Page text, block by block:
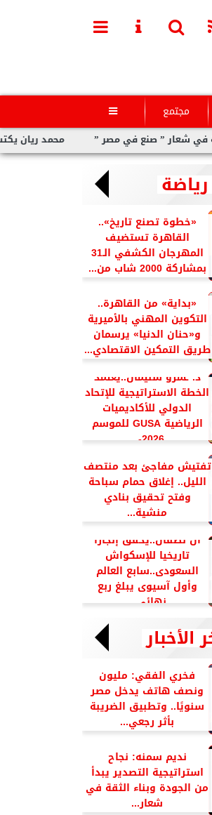
مجتمع 
محمد ريان يكتب: ” صنع في مصر ”
رياضة
«خطوة تصنع تاريخ»..
القاهرة تستضيف
المهرجان الكشفي الـ31
بمشاركة 2000 شاب من...
«بداية» من القاهرة..
التكوين المهني بالأميرية
و«حنان الدنيا» يرسمان
طريق التمكين الاقتصادي...
د. عمرو سليمان..يعتمد
الخطة الاستراتيجية للإتحاد
الدولي للأكاديميات
الرياضية GUSA للموسم
2026-...
تفتيش مفاجئ بعد منتصف
الليل.. إغلاق حمام سباحة
وفتح تحقيق بنادي
منشية...
آل نصفان..يحقق إنجازا
تاريخيا للإسكواش
السعودى..سابع العالم
وأول آسيوى يبلغ ربع
نهائي...
الأخبار
فخري الفقي: مليون
ونصف هاتف يدخل مصر
سنويًا.. وتطبيق الضريبة
بأثر رجعي...
نديم سمنه: نجاح
استراتيجية التصدير يبدأ
من الجودة وبناء الثقة في
شعار...